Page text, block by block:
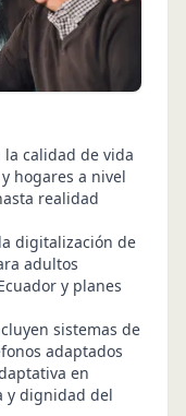
calidad de vida
hogares a nivel
realidad
digitalización de
adultos
y planes
sistemas de
adaptados
en
y dignidad del